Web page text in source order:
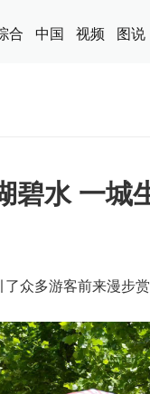
合 中国 视频 图说
碧水 一城
众多游客前来漫步